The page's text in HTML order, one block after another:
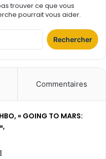
trouver ce que vous
pourrait vous aider.
r
e
Commentaires
« GOING TO MARS: